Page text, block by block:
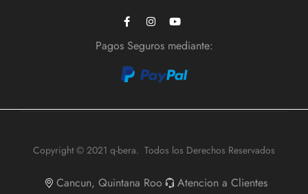
Pagos Seguros mediante:
Copyright © 2021 q-bera. Todos los Derechos Reservados
Cancun, Quintana Roo
Atencion a Clientes